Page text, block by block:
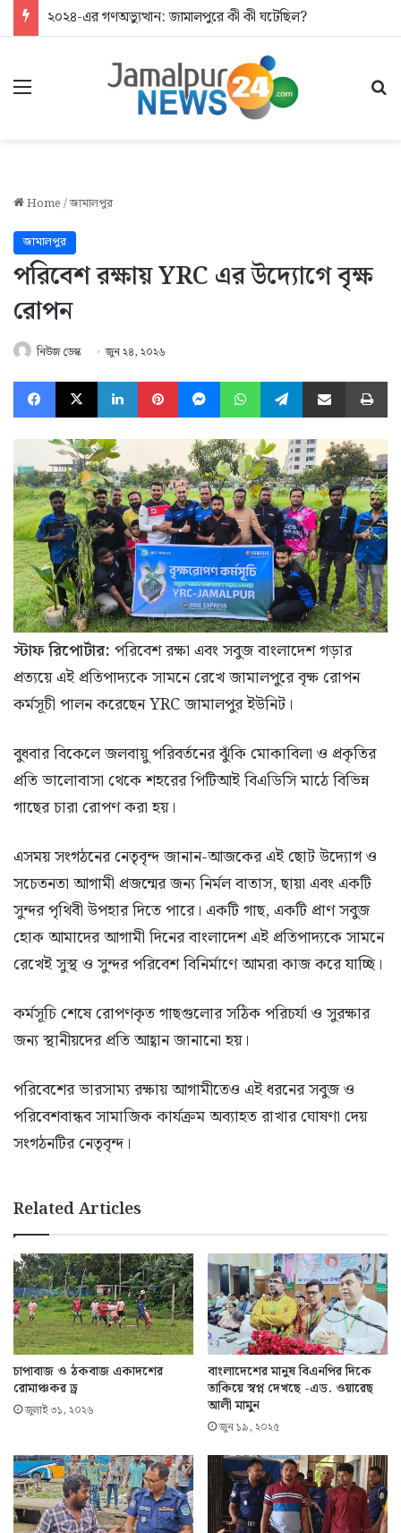
২০২৪-এর গণঅভ্যুত্থান: জামালপুরে কী কী ঘটেছিল?
Menu
Home/জামালপুর
জামালপুর
পরিবেশ রক্ষায় YRC এর উদ্যোগে বৃক্ষ
রোপন
নিউজ ডেস্ক জুন ২৪, ২০২৬
Facebook
X LinkedInPinterestMessengerWhatsAppTelegramShare via Email
স্টাফ রিপোর্টার: পরিবেশ রক্ষা এবং সবুজ বাংলাদেশ গড়ার
প্রত্যয়ে এই প্রতিপাদ্যকে সামনে রেখে জামালপুরে বৃক্ষ রোপন
কর্মসূচী পালন করেছেন YRC জামালপুর ইউনিট।
বুধবার বিকেলে জলবায়ু পরিবর্তনের ঝুঁকি মোকাবিলা ও প্রকৃতির
প্রতি ভালোবাসা থেকে শহরের পিটিআই বিএডিসি মাঠে বিভিন্ন
গাছের চারা রোপণ করা হয়।
এসময় সংগঠনের নেতৃবৃন্দ জানান-আজকের এই ছোট উদ্যোগ ও
সচেতনতা আগামী প্রজন্মের জন্য নির্মল বাতাস, ছায়া এবং একটি
সুন্দর পৃথিবী উপহার দিতে পারে। একটি গাছ, একটি প্রাণ সবুজ
হোক আমাদের আগামী দিনের বাংলাদেশ এই প্রতিপাদ্যকে সামনে
রেখেই সুস্থ ও সুন্দর পরিবেশ বিনির্মাণে আমরা কাজ করে যাচ্ছি‌।
কর্মসূচি শেষে রোপণকৃত গাছগুলোর সঠিক পরিচর্যা ও সুরক্ষার
জন্য স্থানীয়দের প্রতি আহ্বান জানানো হয়।
পরিবেশের ভারসাম্য রক্ষায় আগামীতেও এই ধরনের সবুজ ও
পরিবেশবান্ধব সামাজিক কার্যক্রম অব্যাহত রাখার ঘোষণা দেয়
সংগঠনটির নেতৃবৃন্দ।
Related Articles
চাপাবাজ ও ঠকবাজ একাদশের
রোমাঞ্চকর ড্র
জুলাই ৩১, ২০২৬
বাংলাদেশের মানুষ বিএনপির দিকে
তাকিয়ে স্বপ্ন দেখছে -এড. ওয়ারেছ
আলী মামুন
জুন ১৯, ২০২৫